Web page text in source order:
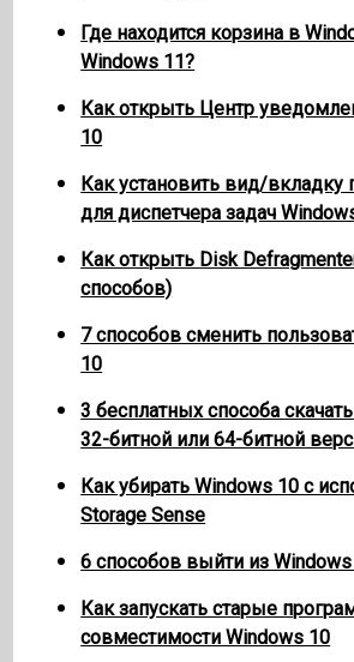
Где находится корзина в
Windows 11?
Как открыть Центр
10
Как установить вид/
для диспетчера задач
Как открыть Disk
способов)
7 способов сменить
10
3 бесплатных способа
32-битной или 64-битной
Как убирать Windows 10 с
Storage Sense
6 способов выйти из Windows
Как запускать старые
совместимости Windows 10